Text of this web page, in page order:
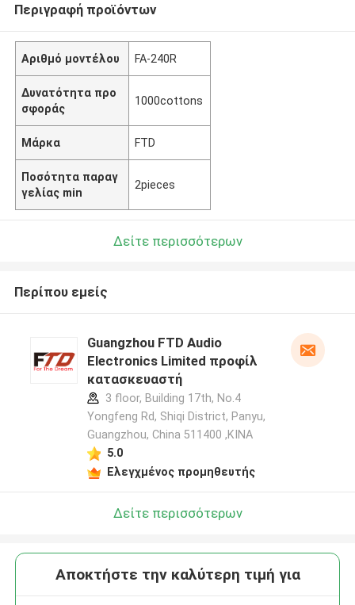
Περιγραφή προϊόντων
Αριθμό μοντέλου FA-240R
Δυνατότητα προ
σφοράς
1000cottons
Μάρκα FTD
Ποσότητα παραγ
γελίας min
2pieces
Δείτε περισσότερων
Περίπου εμείς
Guangzhou FTD Audio
Electronics Limited προφίλ
κατασκευαστή
3 floor, Building 17th, No.4
Yongfeng Rd, Shiqi District, Panyu,
Guangzhou, China 511400 ,ΚΙΝΑ
5.0
Ελεγχμένος προμηθευτής
Δείτε περισσότερων
Αποκτήστε την καλύτερη τιμή για